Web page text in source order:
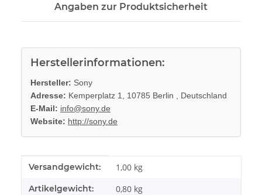
Angaben zur Produktsicherheit
Herstellerinformationen:
Hersteller: Sony
Adresse: Kemperplatz 1, 10785 Berlin , Deutschland
E-Mail: info@sony.de
Website: http://sony.de
Produkteigenschaft
Wert
Versandgewicht: 1,00 kg
Artikelgewicht: 0,80 kg